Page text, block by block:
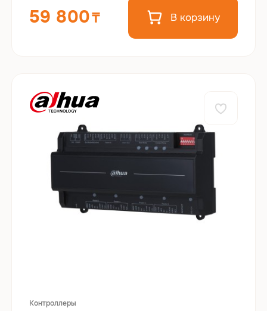
59 800 В корзину
Контроллеры